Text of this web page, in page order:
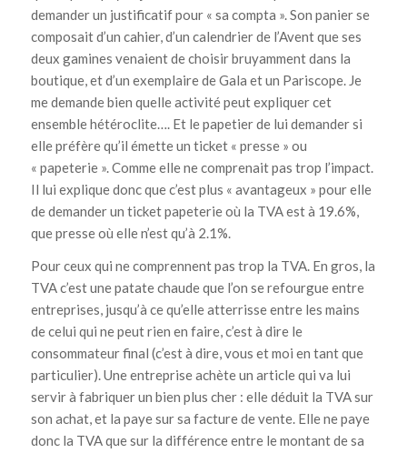
demander un justificatif pour « sa compta ». Son panier se
composait d’un cahier, d’un calendrier de l’Avent que ses
deux gamines venaient de choisir bruyamment dans la
boutique, et d’un exemplaire de Gala et un Pariscope. Je
me demande bien quelle activité peut expliquer cet
ensemble hétéroclite…. Et le papetier de lui demander si
elle préfère qu’il émette un ticket « presse » ou
« papeterie ». Comme elle ne comprenait pas trop l’impact.
Il lui explique donc que c’est plus « avantageux » pour elle
de demander un ticket papeterie où la TVA est à 19.6%,
que presse où elle n’est qu’à 2.1%.
Pour ceux qui ne comprennent pas trop la TVA. En gros, la
TVA c’est une patate chaude que l’on se refourgue entre
entreprises, jusqu’à ce qu’elle atterrisse entre les mains
de celui qui ne peut rien en faire, c’est à dire le
consommateur final (c’est à dire, vous et moi en tant que
particulier). Une entreprise achète un article qui va lui
servir à fabriquer un bien plus cher : elle déduit la TVA sur
son achat, et la paye sur sa facture de vente. Elle ne paye
donc la TVA que sur la différence entre le montant de sa